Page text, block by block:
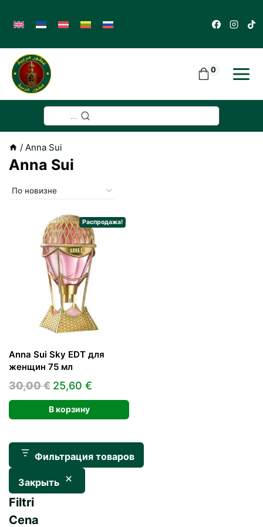
content
0
/ Anna Sui
Anna Sui
Распродажа!
Anna Sui Sky EDT для
женщин 75 мл
30,00€ Первоначальная
цена
составляла
25,60 €
цена:
25,60 €.
В корзину
Фильтрация товаров
Закрыть
Filtri
Cena